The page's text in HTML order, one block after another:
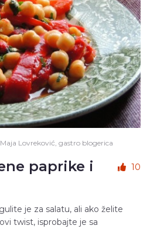
Maja Lovreković, gastro blogerica
paprike i
10
je za salatu, ali ako želite
twist, isprobajte je sa